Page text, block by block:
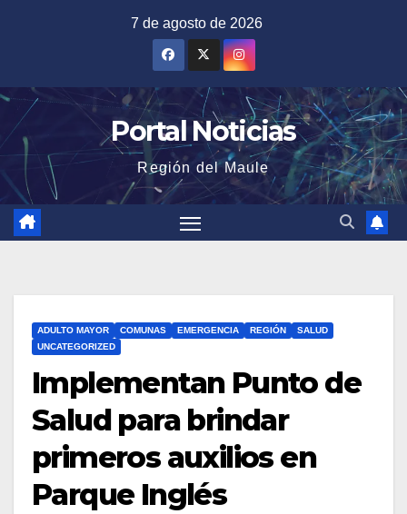
7 de agosto de 2026
Portal Noticias
Región del Maule
ADULTO MAYOR COMUNAS EMERGENCIA REGIÓN
SALUD
UNCATEGORIZED
Implementan Punto de
Salud para brindar
primeros auxilios en
Parque Inglés